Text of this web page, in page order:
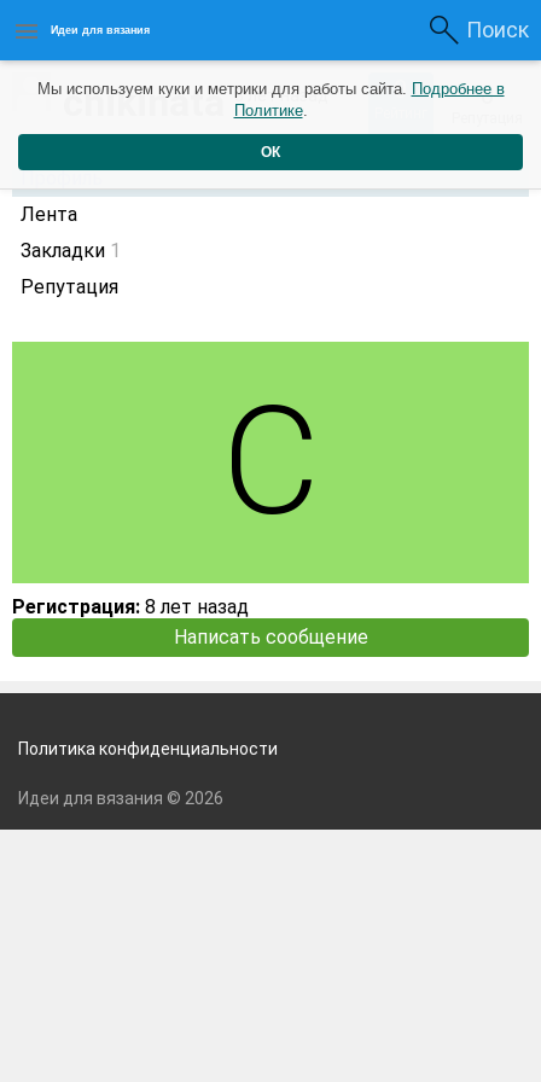
Идеи для вязания Поиск
chikinata8 лет назад 0 0
Профиль
Лента
Закладки 1
Репутация
Регистрация: 8 лет назад
Написать сообщение
Мы используем куки и метрики для работы сайта. Подробнее в
Политике.
ОК
Политика конфиденциальности
Идеи для вязания © 2026